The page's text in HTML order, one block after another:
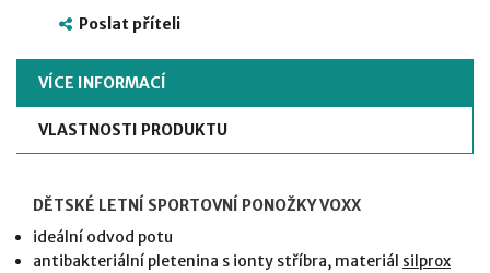
Poslat příteli
VÍCE INFORMACÍ
VLASTNOSTI PRODUKTU
DĚTSKÉ LETNÍ SPORTOVNÍ PONOŽKY VOXX
ideální odvod potu
antibakteriální pletenina s ionty stříbra, materiál silprox